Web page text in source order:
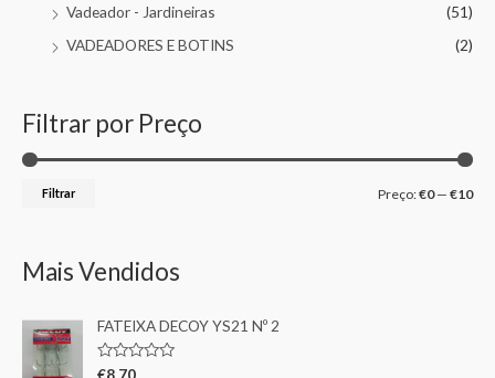
Vadeador - Jardineiras
(51)
VADEADORES E BOTINS
(2)
Filtrar por Preço
Filtrar Preço:€0— €10
Mais Vendidos
FATEIXA DECOY YS21 Nº 2
A
€8,70